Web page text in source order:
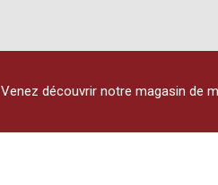
Venez découvrir notre magasin de